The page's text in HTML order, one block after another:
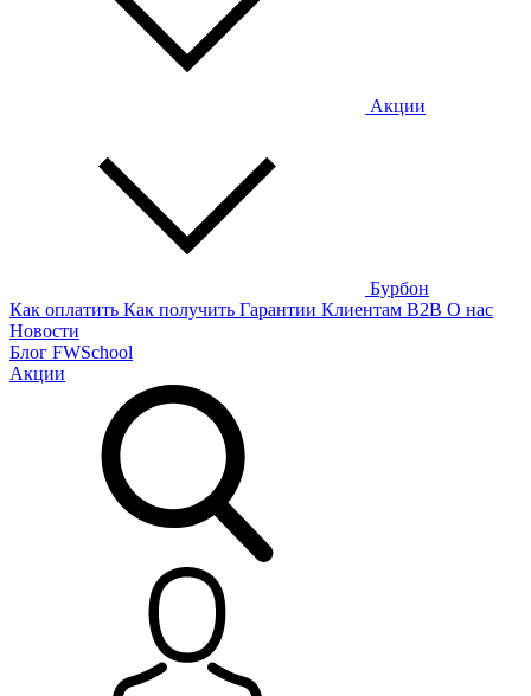
Акции
Бурбон
Как оплатить Как получить Гарантии Клиентам B2B О нас
Новости
Блог FWSchool
Акции